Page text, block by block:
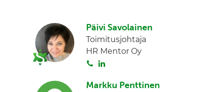
Päivi Savolainen
Toimitusjohtaja
HR Mentor Oy
S
i
n
Markku Penttinen